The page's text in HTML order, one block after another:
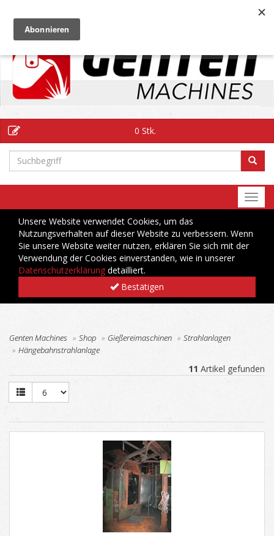
0 Stk.
Unsere Website verwendet Cookies, um das
Nutzungsverhalten auf dieser Website zu verbessern. Wenn
Sie unsere Website weiter nutzen, erklären Sie sich mit der
Verwendung der Cookies einverstanden, wie in unserer
Datenschutzerklärung detailliert.
Bestätigen
Genten Machines Shop Gießereimaschinen
Strahlanlagen
Hängebahnstrahlanlage
11 Artikel gefunden